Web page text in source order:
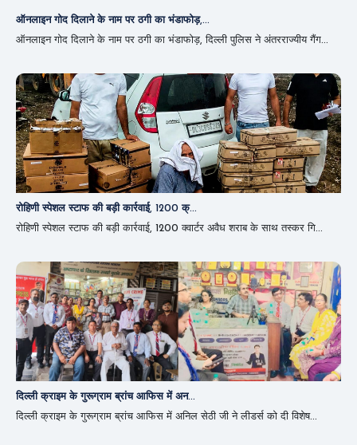
ऑनलाइन गोद दिलाने के नाम पर ठगी का भंडाफोड़,...
ऑनलाइन गोद दिलाने के नाम पर ठगी का भंडाफोड़, दिल्ली पुलिस ने अंतरराज्यीय गैंग...
रोहिणी स्पेशल स्टाफ की बड़ी कार्रवाई, 1200 क्...
रोहिणी स्पेशल स्टाफ की बड़ी कार्रवाई, 1200 क्वार्टर अवैध शराब के साथ तस्कर गि...
दिल्ली क्राइम के गुरूग्राम ब्रांच आफिस में अन...
दिल्ली क्राइम के गुरूग्राम ब्रांच आफिस में अनिल सेठी जी ने लीडर्स को दी विशेष...